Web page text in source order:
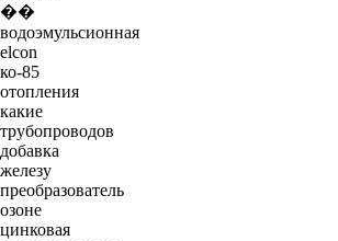
��
водоэмульсионная
elcon
ко-85
отопления
какие
трубопроводов
добавка
железу
преобразователь
озоне
цинковая